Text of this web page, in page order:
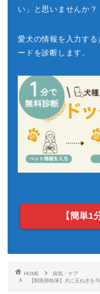
い」と思いませんか？
愛犬の情報を入力す
ードを診断します。
【簡単1
HOME
病気・ケア
【獣医師執筆】犬に玉ねぎを